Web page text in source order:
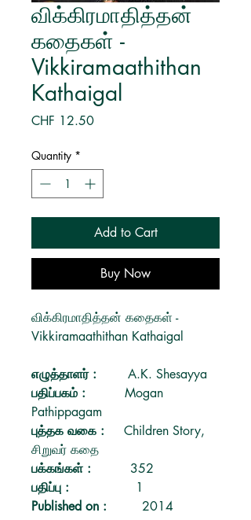
விக்கிரமாதித்தன்
கதைகள் -
Vikkiramaathithan
Kathaigal
CHF 12.50Price
Quantity *
Add to Cart
Buy Now
விக்கிரமாதித்தன் கதைகள் -
Vikkiramaathithan Kathaigal
எழுத்தாளர் : A.K. Shesayya
பதிப்பகம் : Mogan
Pathippagam
புத்தக வகை : Children Story,
சிறுவர் கதை
பக்கங்கள் : 352
பதிப்பு : 1
Published on : 2014